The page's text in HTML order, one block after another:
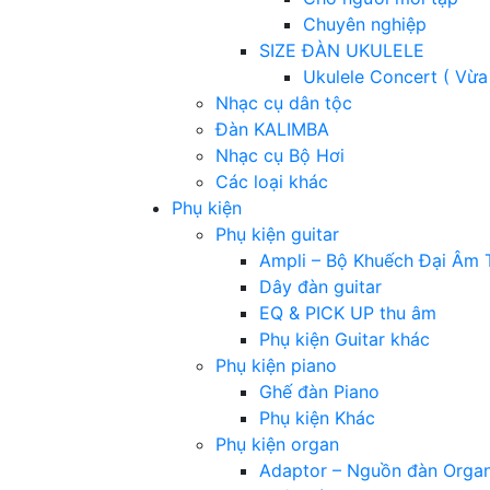
Chuyên nghiệp
SIZE ĐÀN UKULELE
Ukulele Concert ( Vừa
Nhạc cụ dân tộc
Đàn KALIMBA
Nhạc cụ Bộ Hơi
Các loại khác
Phụ kiện
Phụ kiện guitar
Ampli – Bộ Khuếch Đại Âm
Dây đàn guitar
EQ & PICK UP thu âm
Phụ kiện Guitar khác
Phụ kiện piano
Ghế đàn Piano
Phụ kiện Khác
Phụ kiện organ
Adaptor – Nguồn đàn